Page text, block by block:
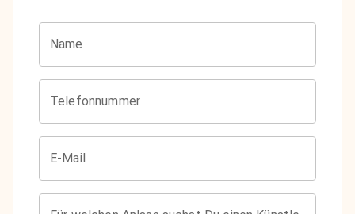
Name
Telefonnummer
E-Mail